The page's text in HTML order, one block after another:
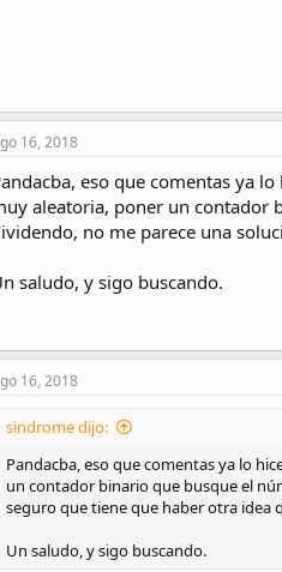
16, 2018
eso que comentas ya
aleatoria, poner un contador
no me parece una
saludo, y sigo buscando.
16, 2018
sindrome dijo:
Pandacba, eso que comentas ya lo
un contador binario que busque el
seguro que tiene que haber otra idea
Un saludo, y sigo buscando.